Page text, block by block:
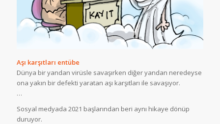
Aşı karşıtları entübe
Dünya bir yandan virüsle savaşırken diğer yandan neredeyse
ona yakın bir defekti yaratan aşı karşıtları ile savaşıyor.
…
Sosyal medyada 2021 başlarından beri aynı hikaye dönüp
duruyor.